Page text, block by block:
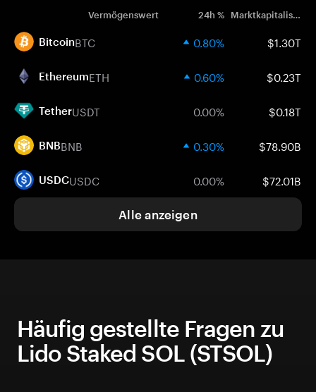
Vermögenswert 24h % Marktkapitalisierung
BitcoinBTC 0.80% $1.30T
EthereumETH 0.60% $0.23T
TetherUSDT 0.00% $0.18T
BNBBNB 0.30% $78.90B
USDCUSDC 0.00% $72.01B
Alle anzeigen
Häufig gestellte Fragen zu
Lido Staked SOL (STSOL)